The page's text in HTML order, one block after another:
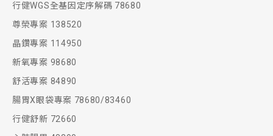
行健WGS全基因定序解碼 78680
尊榮專案 138520
晶鑽專案 114950
新氧專案 98680
舒活專案 84890
腸胃X眼袋專案 78680/83460
行健舒新 72660